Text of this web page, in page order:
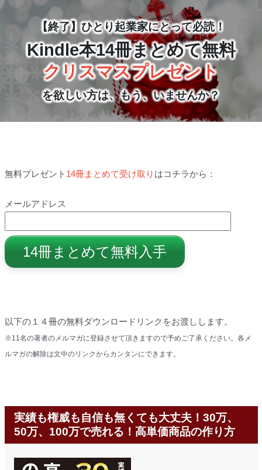
【終了】ひとり起業家にとって必読！
Kindle本14冊まとめて無料
クリスマスプレゼント
を欲しい方は、もう、いませんか？
無料プレゼント 14冊まとめて受け取り はコチラから：
メールアドレス
以下の１４冊の無料ダウンロードリンクをお渡しします。
※11名の著者のメルマガに登録させて頂きますので予めご了承ください。各メ
ルマガの解除は文中のリンクからカンタンにできます。
実績も権威も自信も無くても大丈夫！30万、
50万、100万で売れる！高単価商品の作り方